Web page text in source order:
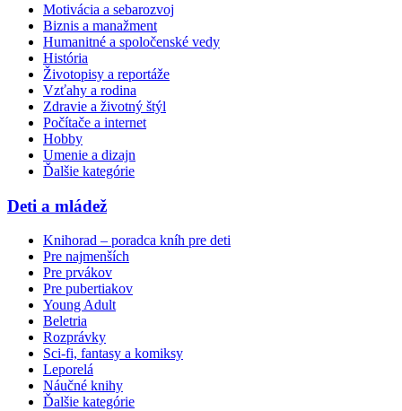
Motivácia a sebarozvoj
Biznis a manažment
Humanitné a spoločenské vedy
História
Životopisy a reportáže
Vzťahy a rodina
Zdravie a životný štýl
Počítače a internet
Hobby
Umenie a dizajn
Ďalšie kategórie
Deti a mládež
Knihorad – poradca kníh pre deti
Pre najmenších
Pre prvákov
Pre pubertiakov
Young Adult
Beletria
Rozprávky
Sci-fi, fantasy a komiksy
Leporelá
Náučné knihy
Ďalšie kategórie